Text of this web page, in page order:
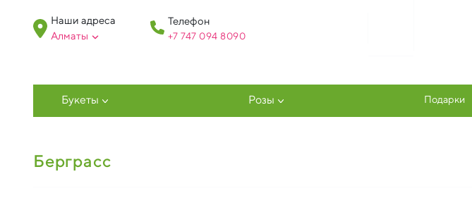
Наши адреса
Алматы
Телефон
+7 747 094 8090
Букеты Розы Подарки
Берграсс